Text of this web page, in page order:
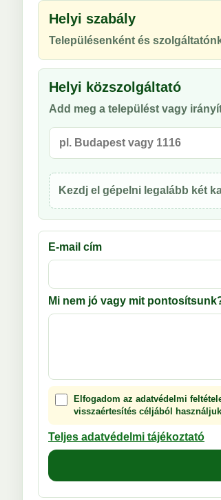
Helyi szabály
Településenként és
Helyi közszolgáltató
Add meg a települést vagy
Kezdj el gépelni legalább két
E-mail cím
Mi nem jó vagy mit
Elfogadom az adatvédelmi
visszaértesítés céljából
Teljes adatvédelmi tájékoztató